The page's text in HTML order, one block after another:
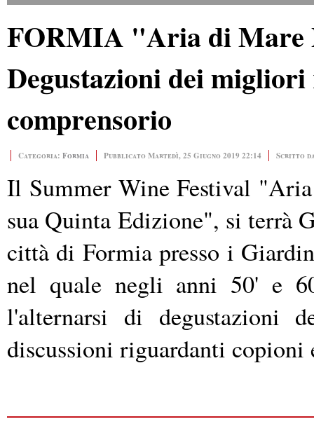
FORMIA "Aria di Mare
Degustazioni dei
comprensorio
Categoria: Formia Pubblicato Martedì, 25 Giugno 2019 22:14 Scritto
Il Summer Wine Festival
sua Quinta Edizione", si terrà
città di Formia presso i
nel quale negli anni 50' e
l'alternarsi di degustazioni
discussioni riguardanti